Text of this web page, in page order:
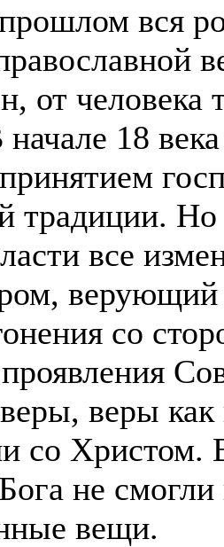
вся
от человека
18
традиции.
все
верующий
со
веры
со Христом.
не смогли
вещи.